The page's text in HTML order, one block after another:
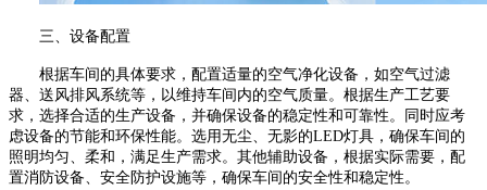
三、设备配置
根据车间的具体要求，配置适量的空气净化设备，如空气过滤
器、送风排风系统等，以维持车间 内的空气质量。根据生产工艺要
求，选择合适的生产设备，并确保设备的稳定性和可靠性。同时应考
虑设备的节能和环保性能。选用无尘、无影的LED灯具，确保车间的
照明均匀、柔和，满足生产需求。其他辅助设备，根据实际需要，配
置消防设备、安全防护设施等，确保车间的安全性和稳定性。